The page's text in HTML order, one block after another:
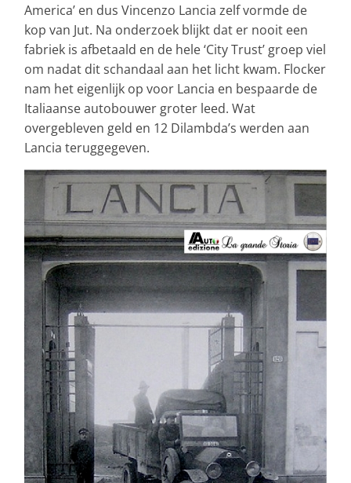
America’ en dus Vincenzo Lancia zelf vormde de
kop van Jut. Na onderzoek blijkt dat er nooit een
fabriek is afbetaald en de hele ‘City Trust’ groep viel
om nadat dit schandaal aan het licht kwam. Flocker
nam het eigenlijk op voor Lancia en bespaarde de
Italiaanse autobouwer groter leed. Wat
overgebleven geld en 12 Dilambda’s werden aan
Lancia teruggegeven.